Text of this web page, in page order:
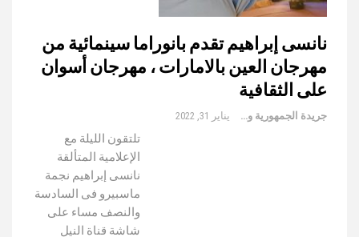
نانسى إبراهيم تقدم بانوراما سينمائية من
مهرجان العين بالامارات ، مهرجان أسوان
على الثقافية
جريدة الجمهورية والعالم يناير 31, 2022
تلتقون الليلة مع
الإعلامية المتألقة
نانسى إبراهيم نجمة
ماسبيرو فى السادسة
والنصف مساء على
شاشة قناة النيل